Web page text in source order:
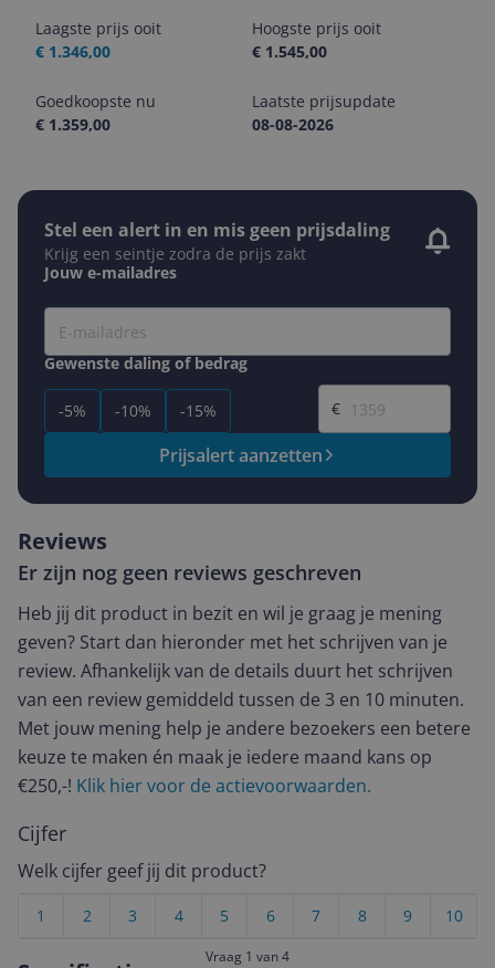
Laagste prijs ooit
€ 1.346,00
Hoogste prijs ooit
€ 1.545,00
Goedkoopste nu
€ 1.359,00
Laatste prijsupdate
08-08-2026
Stel een alert in en mis geen prijsdaling
Krijg een seintje zodra de prijs zakt
Jouw e-mailadres
Gewenste daling of bedrag
-5% -10% -15%
Gewenste prijs
€
Prijsalert aanzetten
Reviews
Er zijn nog geen reviews geschreven
Heb jij dit product in bezit en wil je graag je mening
geven? Start dan hieronder met het schrijven van je
review. Afhankelijk van de details duurt het schrijven
van een review gemiddeld tussen de 3 en 10 minuten.
Met jouw mening help je andere bezoekers een betere
keuze te maken én maak je iedere maand kans op
€250,-! Klik hier voor de actievoorwaarden.
Cijfer
Welk cijfer geef jij dit product?
10
9
8
7
6
5
4
3
2
1
Vraag 1 van 4